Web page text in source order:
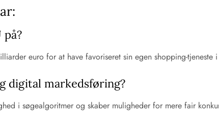
euro for at have favoriseret sin egen shopping-tjeneste
digital markedsføring?
i søgealgoritmer og skaber muligheder for mere fair